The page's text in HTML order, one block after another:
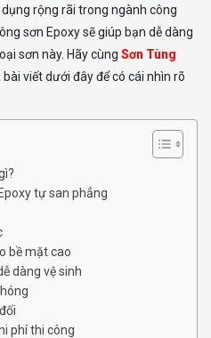
rộng rãi trong ngành công
sơn Epoxy sẽ giúp bạn dễ dàng
sơn này. Hãy cùng Sơn Tùng
viết dưới đây để có cái nhìn rõ
tự san phẳng
bề mặt cao
dàng vệ sinh
phí thi công